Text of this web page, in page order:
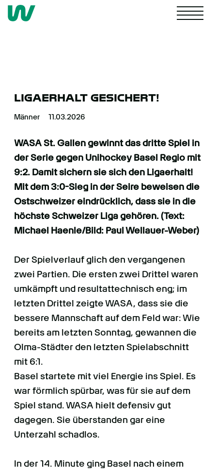
FRAUEN
MÄNNER
FANS
VEREIN
SCHIRIS
LIGAERHALT GESICHERT!
Männer 11.03.2026
WASA St. Gallen gewinnt das dritte Spiel in
der Serie gegen Unihockey Basel Regio mit
9:2. Damit sichern sie sich den Ligaerhalt!
Mit dem 3:0-Sieg in der Seire beweisen die
Ostschweizer eindrücklich, dass sie in die
höchste Schweizer Liga gehören. (Text:
Michael Haenle/Bild: Paul Wellauer-Weber)
Der Spielverlauf glich den vergangenen
zwei Partien. Die ersten zwei Drittel waren
umkämpft und resultattechnisch eng; im
letzten Drittel zeigte WASA, dass sie die
bessere Mannschaft auf dem Feld war: Wie
bereits am letzten Sonntag, gewannen die
Olma-Städter den letzten Spielabschnitt
mit 6:1.
Basel startete mit viel Energie ins Spiel. Es
war förmlich spürbar, was für sie auf dem
Spiel stand. WASA hielt defensiv gut
dagegen. Sie überstanden gar eine
Unterzahl schadlos.
In der 14. Minute ging Basel nach einem